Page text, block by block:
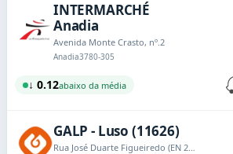
INTERMARCHÉ
Anadia
Avenida Monte Crasto, nº.2
Anadia3780-305
↓ 0.12abaixo da média
GALP - Luso (11626)
Rua José Duarte Figueiredo (EN 234)